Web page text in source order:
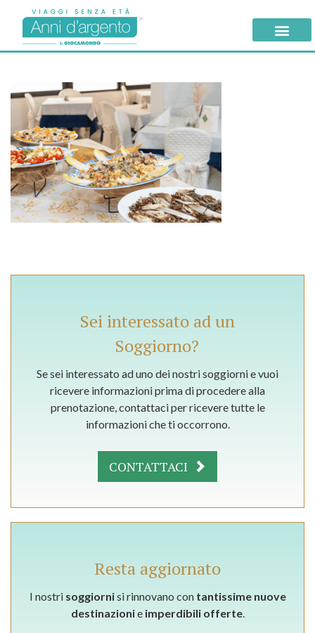
Sei interessato ad un
Soggiorno?
Se sei interessato ad uno dei nostri soggiorni e vuoi
ricevere informazioni prima di procedere alla
prenotazione, contattaci per ricevere tutte le
informazioni che ti occorrono.
CONTATTACI
Resta aggiornato
I nostri soggiornisi rinnovano con tantissime nuove
destinazionie imperdibili offerte.